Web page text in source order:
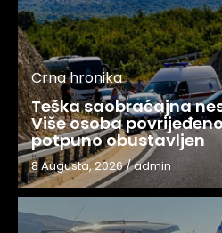
Crna hronika
Teška saobraćajna
Više osoba
potpuno obustavljen
8 Augusta, 2026/admin